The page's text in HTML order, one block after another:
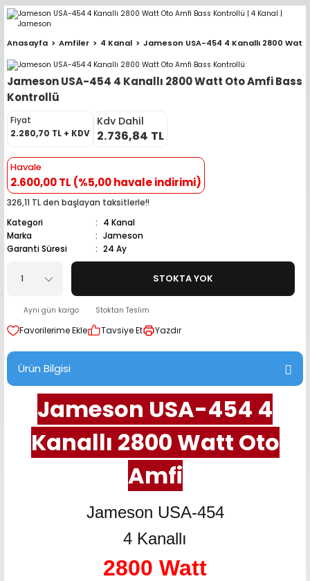
Geri Dön
Geri Dön
Teypler
Geri Dön
Geri Dön
Hoparlör Takımları
Takımları
Hoparlör Takımları
Hoparlör Takımları
Takımları
Takımları
Hoparlör Takımları
Geri Dön
Geri Dön
Geri Dön
Geri Dön
İçinden Ekran Çıkan )
Geri Dön
Anasayfa Amfiler 4 Kanal Jameson USA-454 4 Kanallı 2800
Jameson USA-454 4 Kanallı 2800 Watt Oto Amfi Bass
Kontrollü
Fiyat
2.280,70 TL + KDV
Kdv Dahil
2.736,84 TL
Havale
2.600,00 TL (%5,00 havale indirimi)
326,11 TL den başlayan taksitlerle!!
Kategori
4 Kanal
Marka
Jameson
Garanti Süresi
24 Ay
STOKTA YOK
Aynı gün kargo Stoktan Teslim
Tavsiye Et Yazdır
Ürün Bilgisi
Jameson USA-454 4
Kanallı 2800 Watt Oto
Amfi
Jameson USA-454
4 Kanallı
2800 Watt